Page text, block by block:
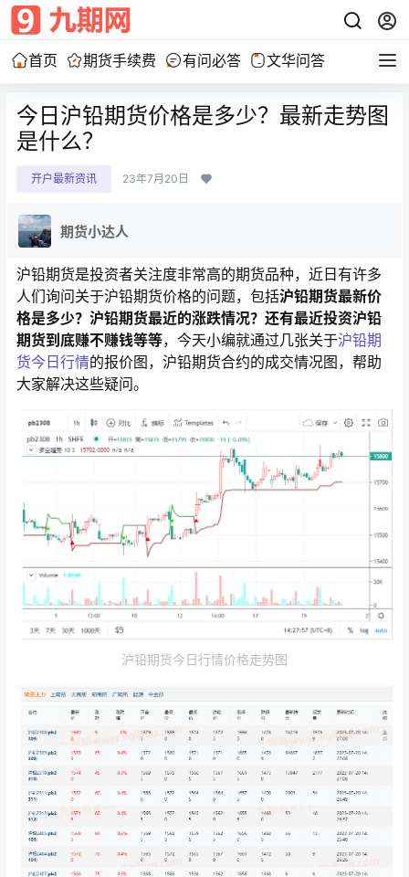
首页 期货手续费 有问必答 文华问答
今日沪铅期货价格是多少？最新走势图
是什么？
开户最新资讯 23年7月20日
期货小达人
沪铅期货是投资者关注度非常高的期货品种，近日有许多
人们询问关于沪铅期货价格的问题，包括沪铅期货最新价
格是多少？沪铅期货最近的涨跌情况？还有最近投资沪铅
期货到底赚不赚钱等等，今天小编就通过几张关于沪铅期
货今日行情的报价图，沪铅期货合约的成交情况图，帮助
大家解决这些疑问。
沪铅期货今日行情价格走势图